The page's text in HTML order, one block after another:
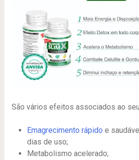
São vários efeitos associados ao
Emagrecimento rápido e
dias de uso;
Metabolismo acelerado;